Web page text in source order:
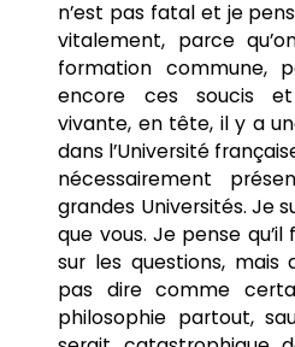
n’est pas fatal et je
vitalement, parce
formation commune,
encore ces soucis
vivante, en tête, il y a
dans l’Université
nécessairement
grandes Universités. Je
que vous. Je pense
sur les questions, mais
pas dire comme
philosophie partout,